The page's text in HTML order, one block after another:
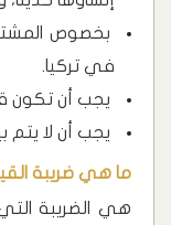
بخصوص
في تركيا.
يجب أن تكون
يجب أن لا يتم
ما هي ضريبة
هي الضريبة